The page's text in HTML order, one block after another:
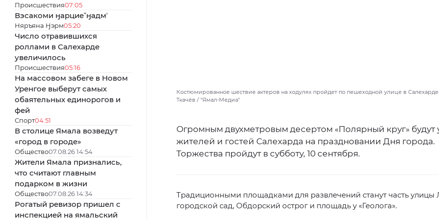
Происшествия07:05
Вэсакоми ӈарциеˮӈадмʼ
Няръяна Ӈэрм05:20
Число отравившихся
роллами в Салехарде
увеличилось
Происшествия05:16
На массовом забеге в Новом
Уренгое выберут самых
обаятельных единорогов и
фей
Спорт04:51
В столице Ямала возведут
«город в городе»
Общество07.08.26 14:54
Жители Ямала признались,
что считают главным
подарком в жизни
Общество07.08.26 14:34
Рогатый ревизор пришел с
инспекцией на ямальский
Костюмированное шествие актеров на ходулях пройдет по пешеходной улице в
Ткачёв / "Ямал-Медиа"
Огромным двухметровым десертом «Полярный круг» будут
жителей и гостей Салехарда на праздновании Дня города.
Торжества пройдут в субботу, 10 сентября.
Традиционными площадками для развлечений станут часть улицы
городской сад, Обдорский острог и площадь у «Геолога».